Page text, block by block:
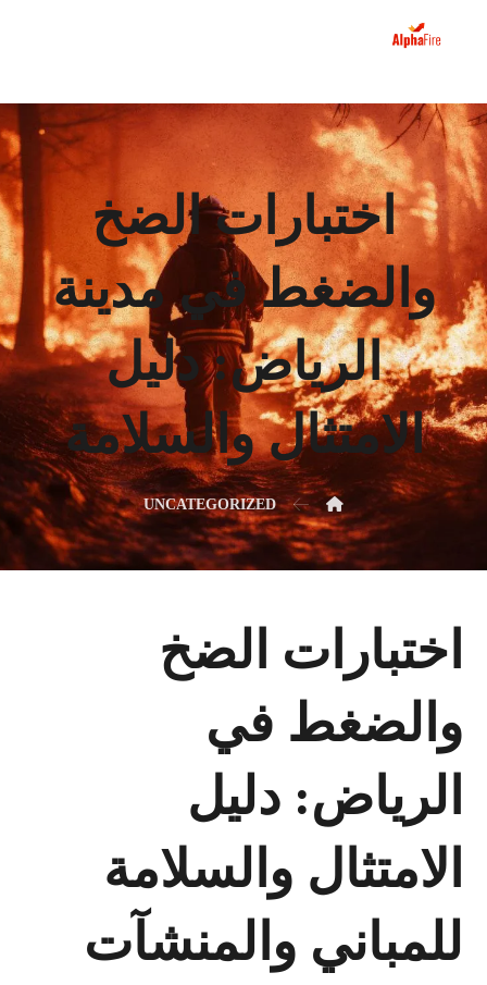
اختبارات الضخ
والضغط في مدينة
الرياض: دليل
الامتثال والسلامة
UNCATEGORIZED
اختبارات الضخ
والضغط في
الرياض: دليل
الامتثال والسلامة
للمباني والمنشآت